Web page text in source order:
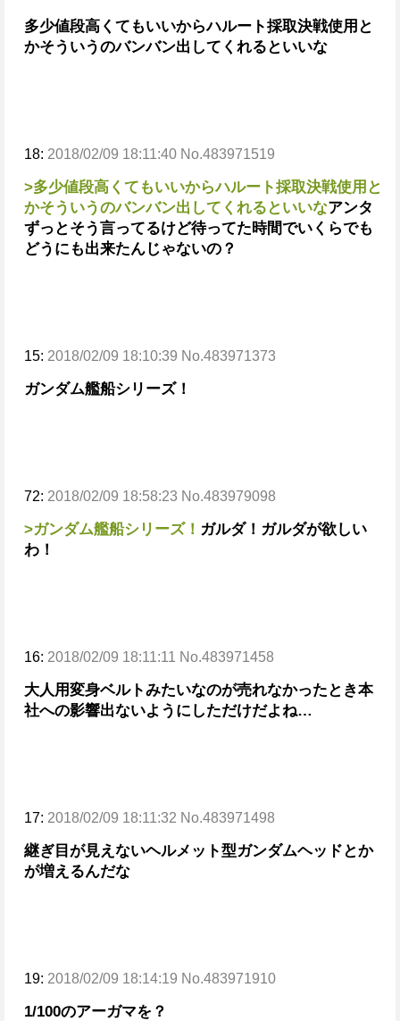
多少値段高くてもいいからハルート採取決戦使用と
かそういうのバンバン出してくれるといいな
18: 2018/02/09 18:11:40 No.483971519
>多少値段高くてもいいからハルート採取決戦使用と
かそういうのバンバン出してくれるといいなアンタ
ずっとそう言ってるけど待ってた時間でいくらでも
どうにも出来たんじゃないの？
15: 2018/02/09 18:10:39 No.483971373
ガンダム艦船シリーズ！
72: 2018/02/09 18:58:23 No.483979098
>ガンダム艦船シリーズ！ ガルダ！ガルダが欲しい
わ！
16: 2018/02/09 18:11:11 No.483971458
大人用変身ベルトみたいなのが売れなかったとき本
社への影響出ないようにしただけだよね…
17: 2018/02/09 18:11:32 No.483971498
継ぎ目が見えないヘルメット型ガンダムヘッドとか
が増えるんだな
19: 2018/02/09 18:14:19 No.483971910
1/100のアーガマを？